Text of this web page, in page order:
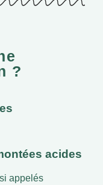
?
acides
appelés